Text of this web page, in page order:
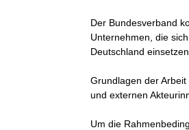
Der Bundesverband
Unternehmen, die
Deutschland
Grundlagen der
und externen
Um die